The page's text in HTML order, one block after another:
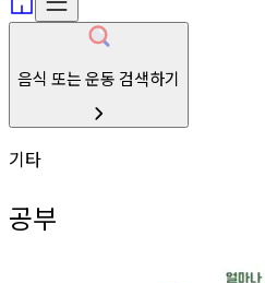
음식 또는 운동 검색하기
기타
공부